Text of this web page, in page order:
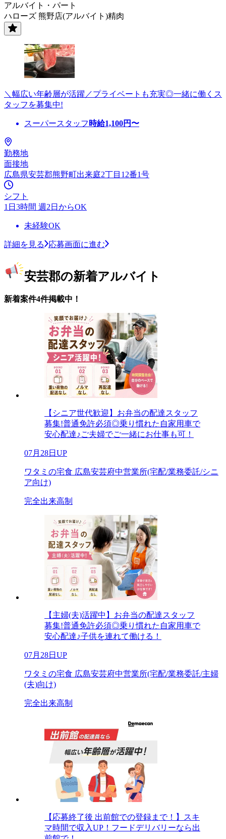
アルバイト・パート
ハローズ 熊野店(アルバイト)精肉
＼幅広い年齢層が活躍／プライベートも充実◎一緒に働くス
タッフを募集中!
スーパースタッフ 時給1,100円〜
勤務地
面接地
広島県安芸郡熊野町出来庭2丁目12番1号
シフト
1日3時間 週2日からOK
未経験OK
詳細を見る 応募画面に進む
安芸郡の新着アルバイト
新着案件4件掲載中！
【シニア世代歓迎】お弁当の配達スタッフ
募集!普通免許必須◎乗り慣れた自家用車で
安心配達♪ご夫婦でご一緒にお仕事も可！
07月28日UP
ワタミの宅食 広島安芸府中営業所(宅配/業務委託/シニ
ア向け)
完全出来高制
【主婦(夫)活躍中】お弁当の配達スタッフ
募集!普通免許必須◎乗り慣れた自家用車で
安心配達♪子供を連れて働ける！
07月28日UP
ワタミの宅食 広島安芸府中営業所(宅配/業務委託/主婦
(夫)向け)
完全出来高制
【応募終了後 出前館での登録まで！】スキ
マ時間で収入UP！フードデリバリーなら出